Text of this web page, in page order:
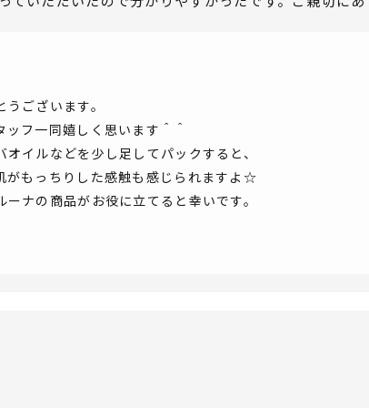
ございます。
フ一同嬉しく思います＾＾
イルなどを少し足してパックすると、
がもっちりした感触も感じられますよ☆
ナの商品がお役に立てると幸いです。